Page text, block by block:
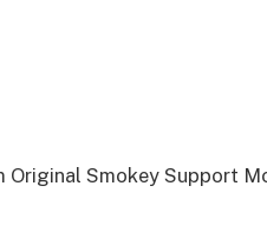
Original Smokey Support